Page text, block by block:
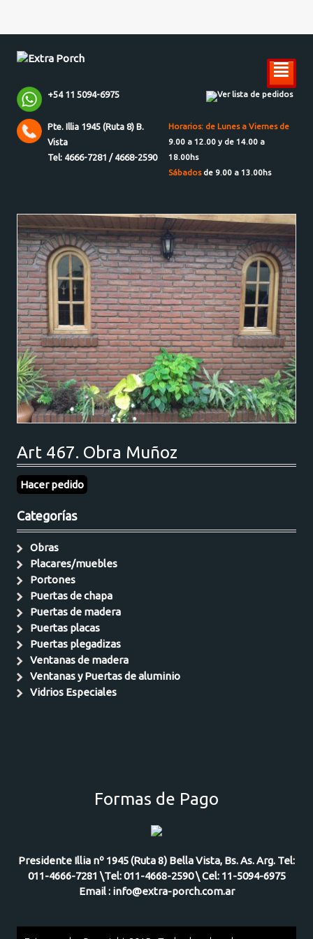
²
+54 11 5094-6975 Ver lista de pedidos
Pte. Illia 1945 (Ruta 8) B.
Vista
Tel: 4666-7281 / 4668-2590
Horarios: de Lunes a Viernes de
9.00 a 12.00 y de 14.00 a
18.00hs
Sábadosde 9.00 a 13.00hs
Art 467. Obra Muñoz
Hacer pedido
Categorías
Obras
Placares/muebles
Portones
Puertas de chapa
Puertas de madera
Puertas placas
Puertas plegadizas
Ventanas de madera
Ventanas y Puertas de aluminio
Vidrios Especiales
Formas de Pago
Presidente Illia nº 1945 (Ruta 8) Bella Vista, Bs. As. Arg. Tel:
011-4666-7281 \Tel: 011-4668-2590 \ Cel: 11-5094-6975
Email : info@extra-porch.com.ar